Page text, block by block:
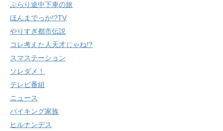
ぶらり途中下車の旅
ほんまでっか!?TV
やりすぎ都市伝説
コレ考えた人天才じゃね!?
スマステーション
ソレダメ！
テレビ番組
ニュース
バイキング家族
ヒルナンデス